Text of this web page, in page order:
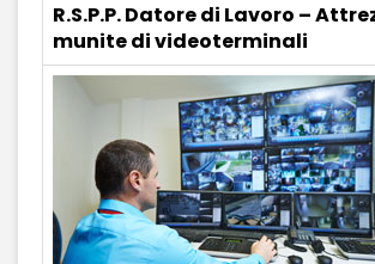
R.S.P.P. Datore di Lavoro –
munite di videoterminali